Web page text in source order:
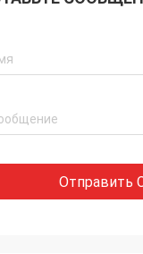
Отправить